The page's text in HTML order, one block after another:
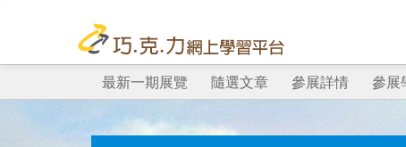
最新一期展覽 隨選文章 參展詳情 參展